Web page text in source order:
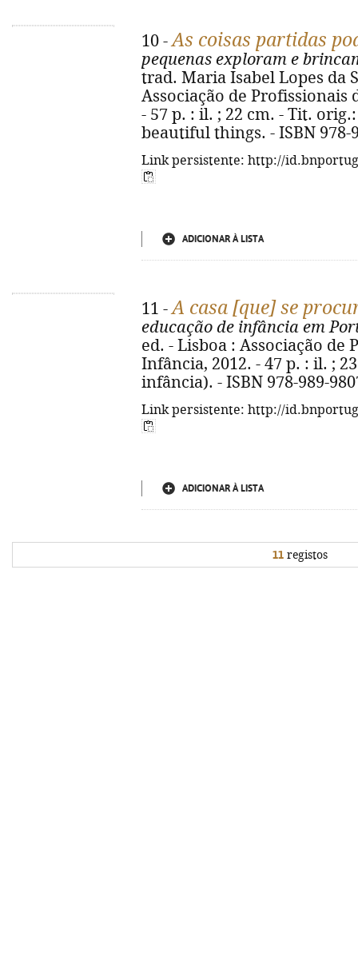
10 -As coisas partidas
pequenas exploram e
trad. Maria Isabel Lopes da
Associação de Profissionais
- 57 p. : il. ; 22 cm. - Tit.
beautiful things. - ISBN 978-
Link persistente: http://
ADICIONAR À LISTA
11 -A casa [que] se
educação de infância em
ed. - Lisboa : Associação de
Infância, 2012. - 47 p. : il. ;
infância). - ISBN 978-989-
Link persistente: http://
ADICIONAR À LISTA
11registos